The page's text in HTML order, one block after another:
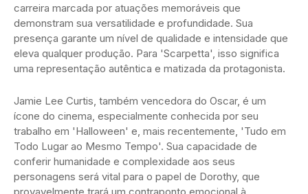
carreira marcada por atuações memoráveis que
demonstram sua versatilidade e profundidade. Sua
presença garante um nível de qualidade e intensidade que
eleva qualquer produção. Para 'Scarpetta', isso significa
uma representação autêntica e matizada da protagonista.
Jamie Lee Curtis, também vencedora do Oscar, é um
ícone do cinema, especialmente conhecida por seu
trabalho em 'Halloween' e, mais recentemente, 'Tudo em
Todo Lugar ao Mesmo Tempo'. Sua capacidade de
conferir humanidade e complexidade aos seus
personagens será vital para o papel de Dorothy, que
provavelmente trará um contraponto emocional à